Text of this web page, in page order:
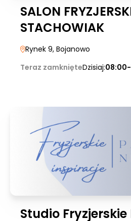
SALON
STACHOWIAK
Rynek 9, Bojanowo
Teraz zamknięteDzisiaj:
Studio